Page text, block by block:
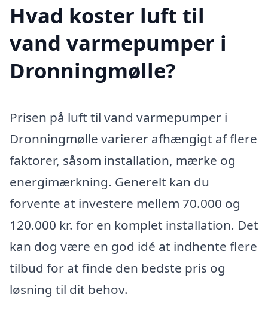
Hvad koster luft til
vand varmepumper i
Dronningmølle?
Prisen på luft til vand varmepumper i
Dronningmølle varierer afhængigt af flere
faktorer, såsom installation, mærke og
energimærkning. Generelt kan du
forvente at investere mellem 70.000 og
120.000 kr. for en komplet installation. Det
kan dog være en god idé at indhente flere
tilbud for at finde den bedste pris og
løsning til dit behov.